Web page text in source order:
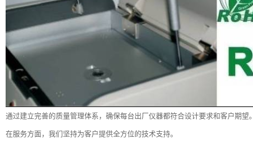
通过建立完善的质量管理体系，确保每台出厂仪器都符合设计要求和客户期望。
在服务方面，我们坚持为客户提供全方位的技术支持。